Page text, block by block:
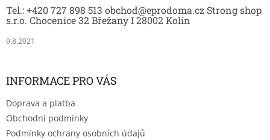
Tel.: +420 727 898 513 obchod@eprodoma.cz Strong shop
s.r.o. Chocenice 32 Břežany I 28002 Kolín
9.8.2021
INFORMACE PRO VÁS
Doprava a platba
Obchodní podmínky
Podmínky ochrany osobních údajů